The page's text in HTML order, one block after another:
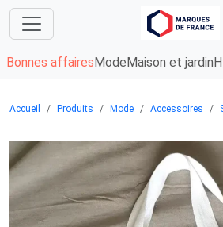
Bonnes affaires Mode Maison et jardin
Accueil Produits Mode Accessoires